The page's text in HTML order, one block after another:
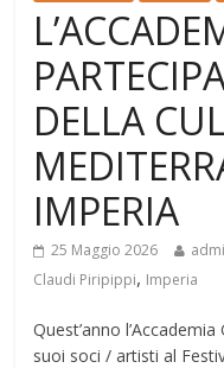
DELLA
IMPERIA
25 Maggio 2026
Claudi Piripippi, Imperia
Quest’anno
suoi soci / artisti al